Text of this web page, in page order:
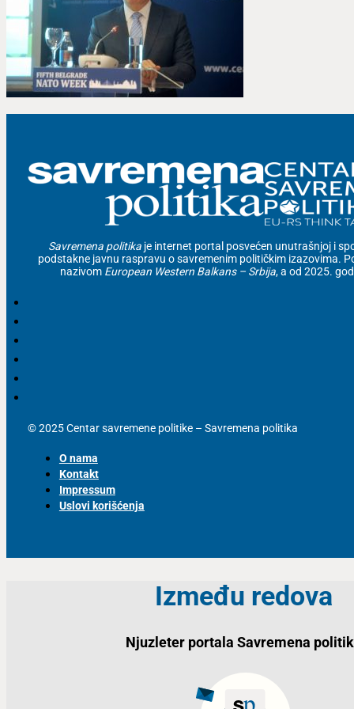
Savremena politika je internet portal posvećen unutrašnjoj i
podstakne javnu raspravu o savremenim političkim izazovima.
nazivom European Western Balkans – Srbija, a od 2025.
© 2025 Centar savremene politike – Savremena politika
O nama
Kontakt
Impressum
Uslovi korišćenja
Između redova
Njuzleter portala Savremena